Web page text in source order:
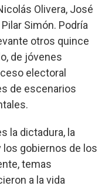
Olivera, José
Simón. Podría
otros quince
de jóvenes
electoral
de escenarios
la dictadura, la
gobiernos de los
temas
a la vida